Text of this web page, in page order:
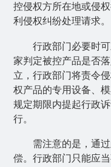
控侵权方所在地或侵
利侵权纠纷处理请求。
行政部门必要时
家判定被控产品是否
立，行政部门将责令
权产品的专用设备、
规定期限内提起行政
行。
需注意的是，通
偿。行政部门只能应